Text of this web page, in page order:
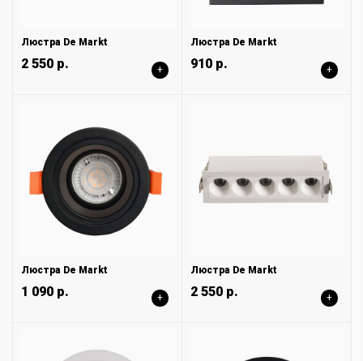
Люстра De Markt
2 550 р. +
Люстра De Markt
910 р. +
Люстра De Markt
1 090 р. +
Люстра De Markt
2 550 р. +